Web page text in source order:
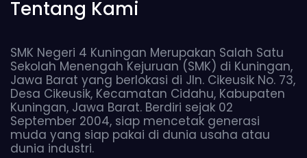
Tentang Kami
SMK Negeri 4 Kuningan Merupakan Salah Satu
Sekolah Menengah Kejuruan (SMK) di Kuningan,
Jawa Barat yang berlokasi di Jln. Cikeusik No. 73,
Desa Cikeusik, Kecamatan Cidahu, Kabupaten
Kuningan, Jawa Barat. Berdiri sejak 02
September 2004, siap mencetak generasi
muda yang siap pakai di dunia usaha atau
dunia industri.